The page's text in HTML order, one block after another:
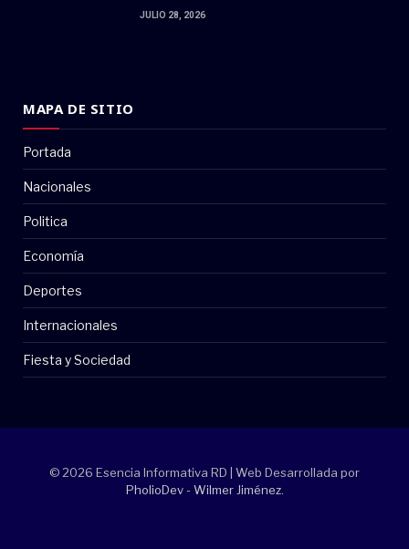
JULIO 28, 2026
MAPA DE SITIO
Portada
Nacionales
Politica
Economía
Deportes
Internacionales
Fiesta y Sociedad
© 2026 Esencia Informativa RD | Web Desarrollada por
PholioDev - Wilmer Jiménez.